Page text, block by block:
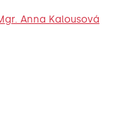
Anna Kalousová